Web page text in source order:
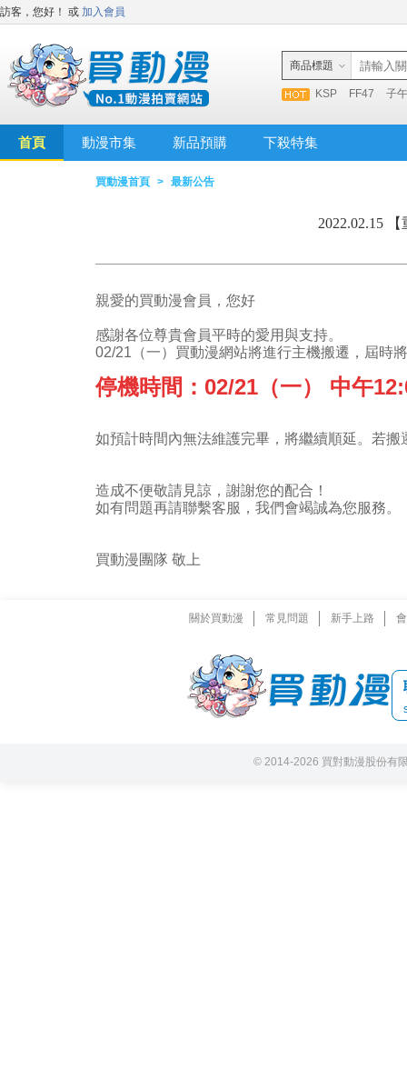
訪客，您好！ 或 加入會員
商品標題
KSP FF47 子
首頁 動漫市集 新品預購 下殺特集
買動漫首頁 > 最新公告
2022.02.15
親愛的買動漫會員，您好
感謝各位尊貴會員平時的愛用與支持。
02/21（一）買動漫網站將進行主機搬遷，屆時
停機時間：02/21（一） 中午
如預計時間內無法維護完畢，將繼續順延。若
造成不便敬請見諒，謝謝您的配合！
如有問題再請聯繫客服，我們會竭誠為您服務。
買動漫團隊 敬上
關於買動漫 常見問題 新手上路
© 2014-2026 買對動漫股份有